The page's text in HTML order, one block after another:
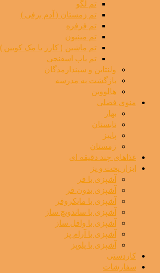
تم لگو
تم زمستان ( آدم برفی )
تم فرفره
تم مینیون
تم ماشین ( کارز یا مک کویین )
تم باب اسفنجی
ولنتاین و سپندارمذگان
بازگشت به مدرسه
هالووین
منوی فصلی
بهار
تابستان
پاییز
زمستان
غذاهای چند دقیقه ای
ابزار پخت و پز
آشپزی با فر
آشپزی بدون فر
آشپزی با مایکروفر
آشپزی با ساندویچ ساز
آشپزی با وافل ساز
آشپزی با آرام پز
آشپزی با پلوپز
کاردستی
سفارشات